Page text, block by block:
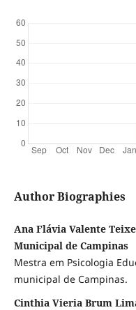
Author Biographies
Ana Flávia Valente
Municipal de Campinas
Mestra em Psicologia
municipal de Campinas.
Cinthia Vieria Brum